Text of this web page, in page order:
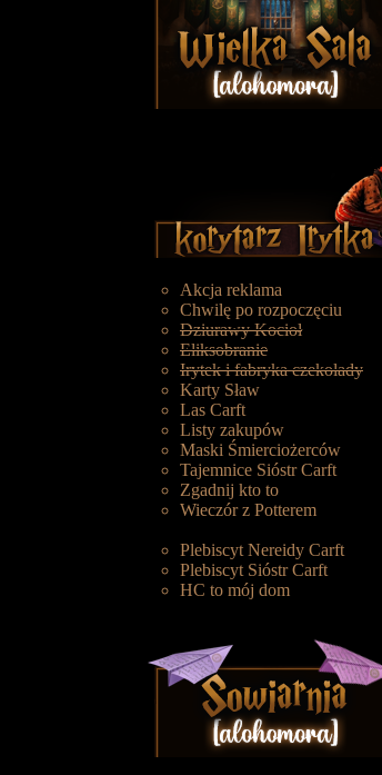
Akcja reklama
Chwilę po rozpoczęciu
Dziurawy Kocioł
Eliksobranie
Irytek i fabryka czekolady
Karty Sław
Las Carft
Listy zakupów
Maski Śmierciożerców
Tajemnice Sióstr Carft
Zgadnij kto to
Wieczór z Potterem
Plebiscyt Nereidy Carft
Plebiscyt Sióstr Carft
HC to mój dom